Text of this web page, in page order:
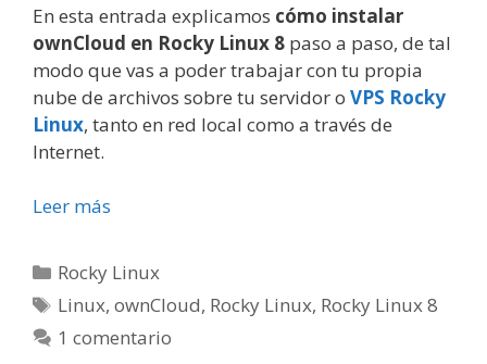
En esta entrada explicamos cómo instalar
ownCloud en Rocky Linux 8 paso a paso, de tal
modo que vas a poder trabajar con tu propia
nube de archivos sobre tu servidor o VPS Rocky
Linux, tanto en red local como a través de
Internet.
Leer más
Categorías
Rocky Linux
Etiquetas
Linux,ownCloud, Rocky Linux, Rocky Linux 8
1 comentario